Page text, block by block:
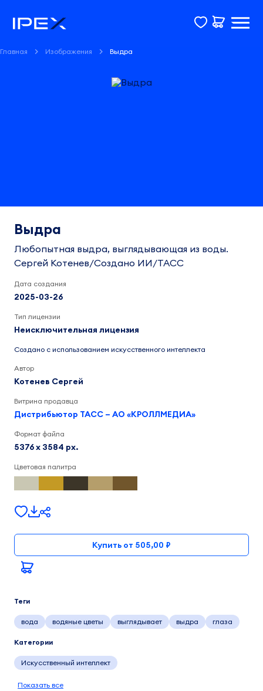
Главная Изображения Выдра
Выдра
Любопытная выдра, выглядывающая из воды.
Сергей Котенев/Создано ИИ/ТАСС
Дата создания
2025-03-26
Тип лицензии
Неисключительная лицензия
Создано с использованием искусственного интеллекта
Автор
Котенев Сергей
Витрина продавца
Дистрибьютор ТАСС – АО «КРОЛЛМЕДИА»
Формат файла
5376 x 3584 px.
Цветовая палитра
Купить от 505,00 ₽
Теги
вода водяные цветы выглядывает выдра глаза
Категории
Искусственный интеллект
Показать все